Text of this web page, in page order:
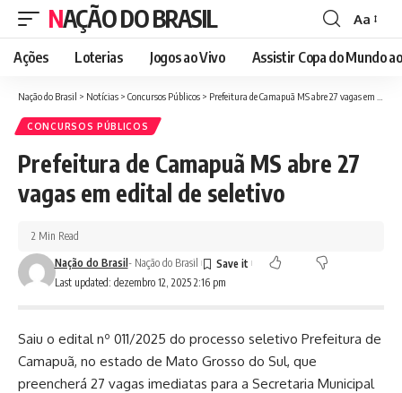
NAÇÃO DO BRASIL
Font
Resizer
Aa
Ações Loterias Jogos ao Vivo Assistir Copa do Mundo
Nação do Brasil > Notícias > Concursos Públicos > Prefeitura de Camapuã MS abre 27 vagas em edital de seletivo
CONCURSOS PÚBLICOS
Prefeitura de Camapuã MS abre 27
vagas em edital de seletivo
Last updated: dezembro 12, 2025 2:16 pm
Nação do Brasil- Nação do Brasil
2 Min Read
Saiu o edital nº 011/2025 do processo seletivo Prefeitura de
Camapuã, no estado de Mato Grosso do Sul, que
preencherá 27 vagas imediatas para a Secretaria Municipal